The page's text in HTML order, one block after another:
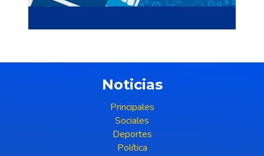
Noticias
Principales
Sociales
Deportes
Política